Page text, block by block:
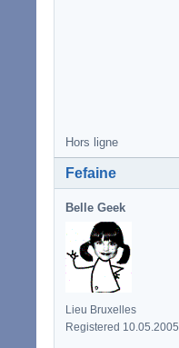
Hors ligne
Fefaine
Belle Geek
Lieu Bruxelles
Registered 10.05.2005